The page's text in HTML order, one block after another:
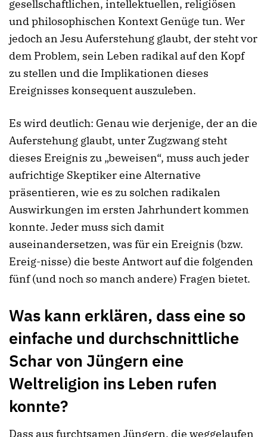
gesellschaftlichen, intellektuellen, religiösen
und philosophischen Kontext Genüge tun. Wer
jedoch an Jesu Auferstehung glaubt, der steht vor
dem Problem, sein Leben radikal auf den Kopf
zu stellen und die Implikationen dieses
Ereignisses konsequent auszuleben.
Es wird deutlich: Genau wie derjenige, der an die
Auferstehung glaubt, unter Zugzwang steht
dieses Ereignis zu „beweisen“, muss auch jeder
aufrichtige Skeptiker eine Alternative
präsentieren, wie es zu solchen radikalen
Auswirkungen im ersten Jahrhundert kommen
konnte. Jeder muss sich damit
auseinandersetzen, was für ein Ereignis (bzw.
Ereig-nisse) die beste Antwort auf die folgenden
fünf (und noch so manch andere) Fragen bietet.
Was kann erklären, dass eine so
einfache und durchschnittliche
Schar von Jüngern eine
Weltreligion ins Leben rufen
konnte?
Dass aus furchtsamen Jüngern, die weggelaufen